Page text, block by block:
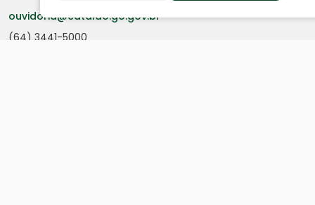
ouvidoria@catalao.go.gov.br
(64) 3441-5000